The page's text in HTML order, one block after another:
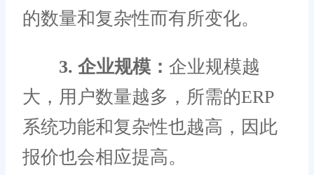
的数量和复杂性而有所变化。
3. 企业规模： 企业规模越
大，用户数量越多，所需的ERP
系统功能和复杂性也越高，因此
报价也会相应提高。